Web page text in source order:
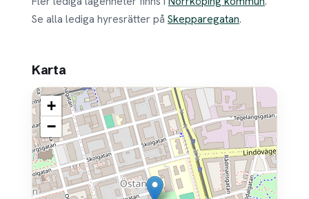
Se alla lediga hyresrätter på Skepparegatan.
Karta
+
−